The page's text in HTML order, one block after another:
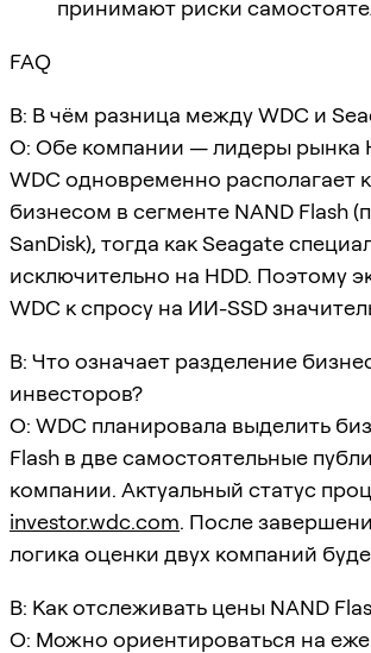
принимают риски
FAQ
В: В чём разница между WDC и
О: Обе компании — лидеры рынка
WDC одновременно располагает
бизнесом в сегменте NAND Flash
SanDisk), тогда как Seagate
исключительно на HDD. Поэтому
WDC к спросу на ИИ-SSD
В: Что означает разделение
инвесторов?
О: WDC планировала выделить
Flash в две самостоятельные
компании. Актуальный статус
investor.wdc.com. После
логика оценки двух компаний
В: Как отслеживать цены NAND
О: Можно ориентироваться на